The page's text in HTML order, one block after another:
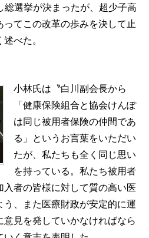
総選挙が決まったが、超少子高
てこの改革の歩みを決して止
べた。
小林氏は〝白川副会長から
「健康保険組合と協会けんぽ
は同じ被用者保険の仲間であ
る」というお言葉をいただい
たが、私たちも全く同じ思い
を持っている。私たち被用者
者の皆様に対して質の高い医
、また医療財政が安定的に運
見を発していかなければなら